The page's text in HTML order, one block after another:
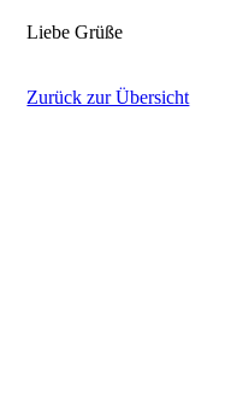
Liebe Grüße
Zurück zur Übersicht